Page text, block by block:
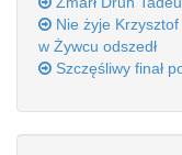
Nie żyje
w Żywcu odszedł
Szczęśliwy finał